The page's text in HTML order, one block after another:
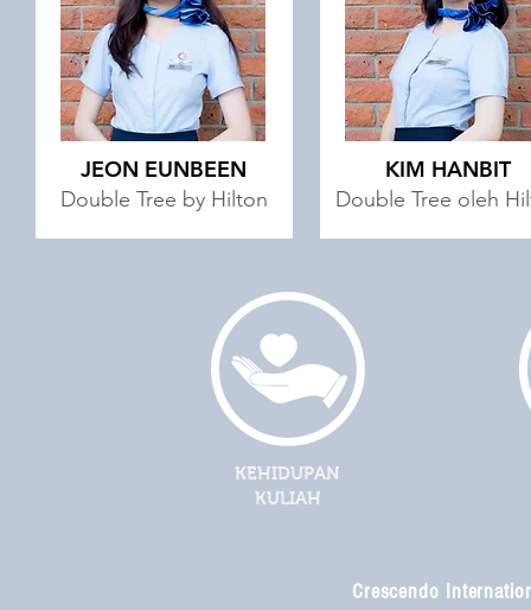
JEON EUNBEEN
Double Tree by Hilton
KIM HANBIT
Double Tree oleh
KEHIDUPAN
KULIAH
Crescendo